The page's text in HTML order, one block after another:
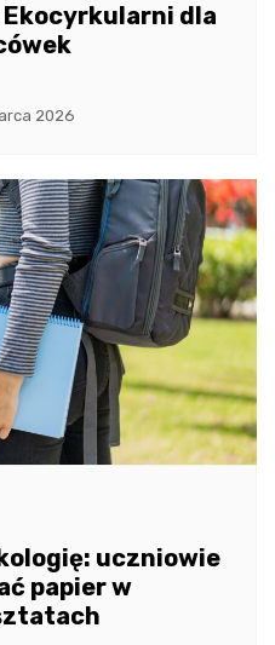
dla
2026
uczniowie
papier w